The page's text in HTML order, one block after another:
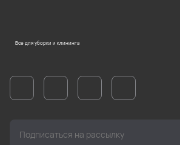
Все для уборки и клининга